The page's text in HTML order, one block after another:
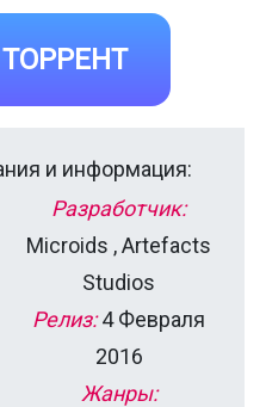
и информация:
Разработчик:
Microids , Artefacts
Studios
Релиз:4 Февраля
2016
Жанры: